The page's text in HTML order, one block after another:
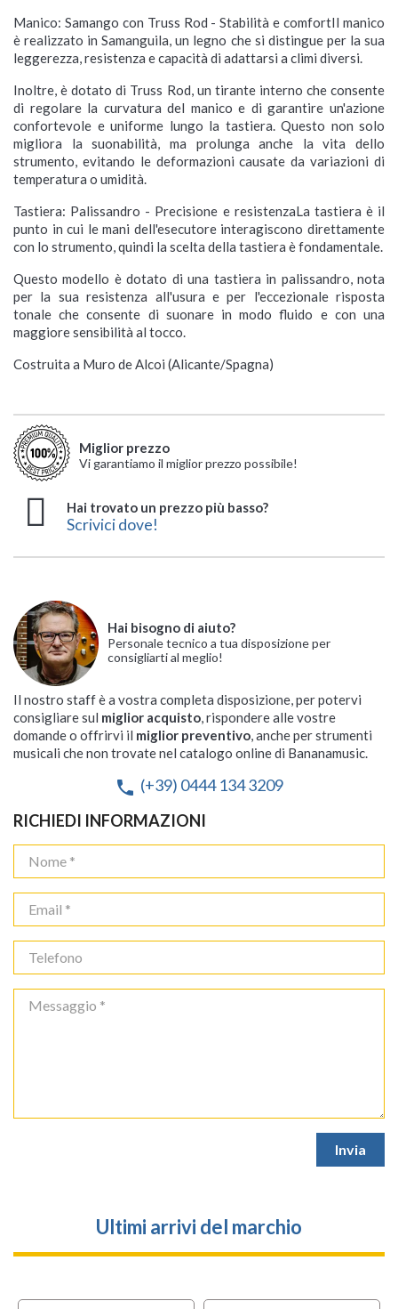
Manico: Samango con Truss Rod - Stabilità e comfortIl manico
è realizzato in Samanguila, un legno che si distingue per la sua
leggerezza, resistenza e capacità di adattarsi a climi diversi.
Inoltre, è dotato di Truss Rod, un tirante interno che consente
di regolare la curvatura del manico e di garantire un'azione
confortevole e uniforme lungo la tastiera. Questo non solo
migliora la suonabilità, ma prolunga anche la vita dello
strumento, evitando le deformazioni causate da variazioni di
temperatura o umidità.
Tastiera: Palissandro - Precisione e resistenzaLa tastiera è il
punto in cui le mani dell'esecutore interagiscono direttamente
con lo strumento, quindi la scelta della tastiera è fondamentale.
Questo modello è dotato di una tastiera in palissandro, nota
per la sua resistenza all'usura e per l'eccezionale risposta
tonale che consente di suonare in modo fluido e con una
maggiore sensibilità al tocco.
Costruita a Muro de Alcoi (Alicante/Spagna)
Miglior prezzo
Vi garantiamo il miglior prezzo possibile!
Hai trovato un prezzo più basso?
Scrivici dove!
Hai bisogno di aiuto?
Personale tecnico a tua disposizione per
consigliarti al meglio!
Il nostro staff è a vostra completa disposizione, per potervi
consigliare sul miglior acquisto, rispondere alle vostre
domande o offrirvi il miglior preventivo, anche per strumenti
musicali che non trovate nel catalogo online di Bananamusic.
phone (+39) 0444 134 3209
RICHIEDI INFORMAZIONI
Ultimi arrivi del marchio